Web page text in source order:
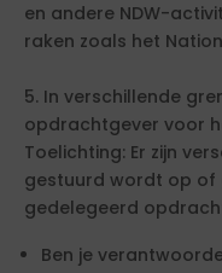
en andere NDW-
raken zoals het
5. In verschillende
opdrachtgever voor
Toelichting: Er zijn
gestuurd wordt op of
gedelegeerd
Ben je